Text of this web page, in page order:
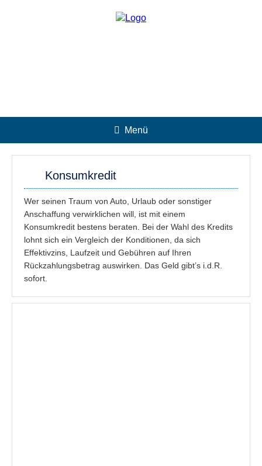
Menü
Konsumkredit
Wer seinen Traum von Auto, Urlaub oder sonstiger
Anschaffung verwirklichen will, ist mit einem
Konsumkredit bestens beraten. Bei der Wahl des Kredits
lohnt sich ein Vergleich der Konditionen, da sich
Effektivzins, Laufzeit und Gebühren auf Ihren
Rückzahlungsbetrag auswirken. Das Geld gibt’s i.d.R.
sofort.